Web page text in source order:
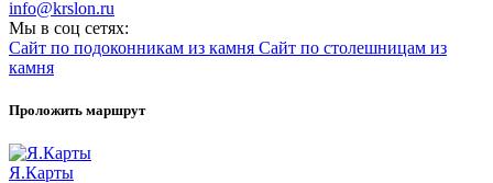
info@krslon.ru
Мы в соц сетях:
Сайт по подоконникам из камня Сайт по столешницам из
камня
Проложить маршрут
Я.Карты